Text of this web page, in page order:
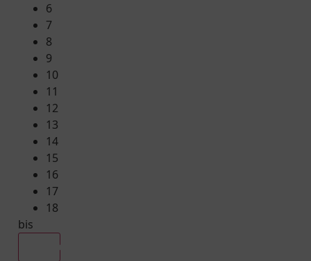
6
7
8
9
10
11
12
13
14
15
16
17
18
bis